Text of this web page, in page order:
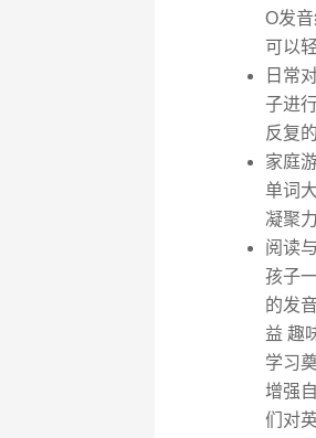
O发
可以
日常
子进
反复
家庭
单词
凝聚
阅读
孩子
的发
益 趣
学习
增强
们对